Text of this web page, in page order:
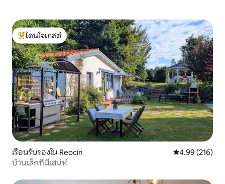
โดนใจเกสต์ที่สุด
โดนใจเกสต์
เรือนรับรองใน Reocín คะแนนเฉลี่ย
4.99 (216)
บ้านเล็กที่มีเสน่ห์